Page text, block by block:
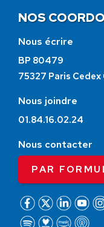
NOS
Nous écrire
BP 80479
75327 Paris Cedex
Nous joindre
01.84.16.02.24
Nous contacter
PAR